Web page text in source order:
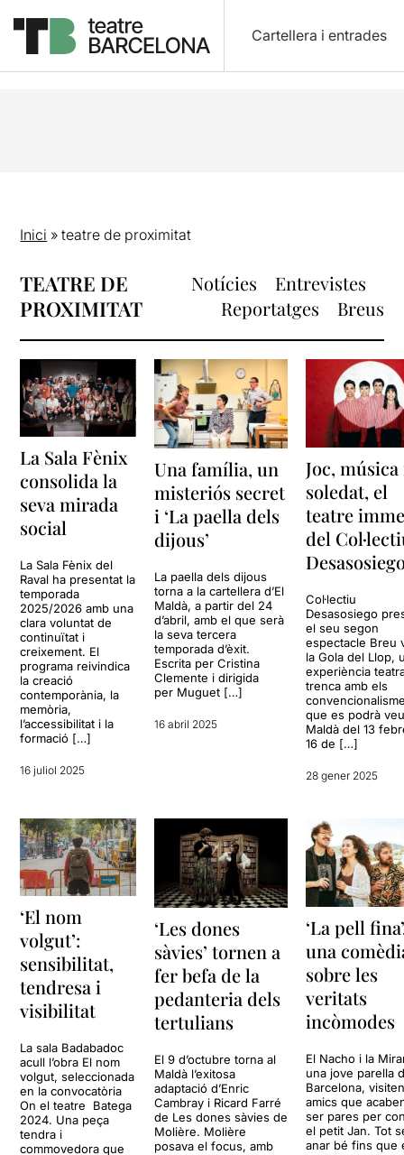
Cartellera i entrades
Inici »teatre de proximitat
TEATRE DE
PROXIMITAT
Notícies
Entrevistes
Reportatges
Breus
La Sala Fènix
consolida la
seva mirada
social
La Sala Fènix del
Raval ha presentat la
temporada
2025/2026 amb una
clara voluntat de
continuïtat i
creixement. El
programa reivindica
la creació
contemporània, la
memòria,
l’accessibilitat i la
formació […]
16 juliol 2025
Una família, un
misteriós secret
i ‘La paella dels
dijous’
La paella dels dijous
torna a la cartellera d’El
Maldà, a partir del 24
d’abril, amb el que serà
la seva tercera
temporada d’èxit.
Escrita per Cristina
Clemente i dirigida
per Muguet […]
16 abril 2025
Joc,
soledat, el
teatre
del
Col·lectiu
Desasosiego
el seu segon
espectacle Breu
la Gola del Llop,
experiència
trenca amb els
que es podrà
Maldà del 13
16 de […]
28 gener 2025
‘El nom
volgut’:
sensibilitat,
tendresa i
visibilitat
La sala Badabadoc
acull l’obra El nom
volgut, seleccionada
en la convocatòria
On el teatre Batega
2024. Una peça
tendra i
commovedora que
‘Les dones
sàvies’ tornen a
fer befa de la
pedanteria dels
tertulians
El 9 d’octubre torna al
Maldà l’exitosa
adaptació d’Enric
Cambray i Ricard Farré
de Les dones sàvies de
Molière. Molière
posava el focus, amb
‘La pell
una
sobre les
veritats
incòmodes
El Nacho i la
una jove parella
Barcelona,
amics que
ser pares per
el petit Jan. Tot
anar bé fins